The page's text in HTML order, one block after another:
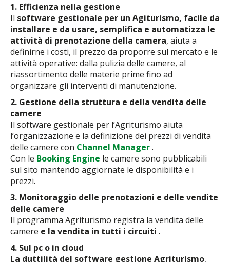
1. Efficienza nella gestione
Il software gestionale per un Agiturismo, facile da
installare e da usare, semplifica e automatizza le
attività di prenotazione della camera, aiuta a
definirne i costi, il prezzo da proporre sul mercato e le
attività operative: dalla pulizia delle camere, al
riassortimento delle materie prime fino ad
organizzare gli interventi di manutenzione.
2. Gestione della struttura e della vendita delle
camere
Il software gestionale per l’Agriturismo aiuta
l’organizzazione e la definizione dei prezzi di vendita
delle camere con Channel Manager.
Con le Booking Engine le camere sono pubblicabili
sul sito mantendo aggiornate le disponibilità e i
prezzi.
3. Monitoraggio delle prenotazioni e delle vendite
delle camere
Il programma Agriturismo registra la vendita delle
camere e la vendita in tutti i circuiti .
4. Sul pc o in cloud
La duttilità del software gestione Agriturismo,